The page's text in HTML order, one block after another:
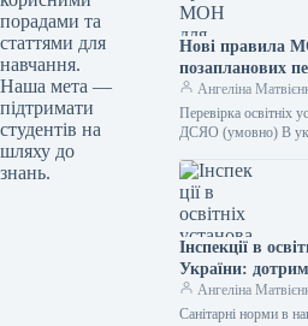
порадами та
статтями для
навчання.
Наша мета —
підтримати
студентів на
шляху до
знань.
Нові правила
позапланових
школах України
Ангеліна
Перевірка освітніх
ДСЯО (умовно) В
Міністерство освіти
оновило правила…
Інспекції в
України:
санітарних норм
Ангеліна
Санітарні норми в